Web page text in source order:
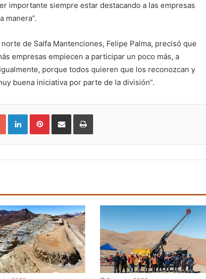
importante siempre estar destacando a las empresas
manera”.
de Salfa Mantenciones, Felipe Palma, precisó que
empresas empiecen a participar un poco más, a
porque todos quieren que los reconozcan y
buena iniciativa por parte de la división”.
Google+ LinkedIn Pinterest